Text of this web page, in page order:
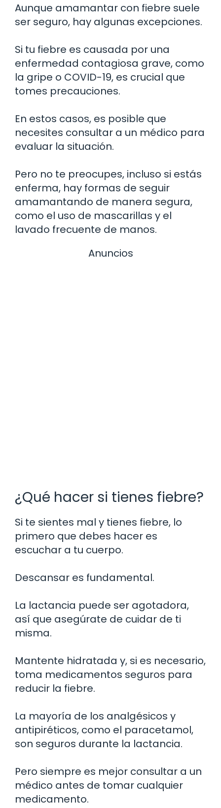
Aunque amamantar con fiebre suele
ser seguro, hay algunas excepciones.
Si tu fiebre es causada por una
enfermedad contagiosa grave, como
la gripe o COVID-19, es crucial que
tomes precauciones.
En estos casos, es posible que
necesites consultar a un médico para
evaluar la situación.
Pero no te preocupes, incluso si estás
enferma, hay formas de seguir
amamantando de manera segura,
como el uso de mascarillas y el
lavado frecuente de manos.
Anuncios
¿Qué hacer si tienes fiebre?
Si te sientes mal y tienes fiebre, lo
primero que debes hacer es
escuchar a tu cuerpo.
Descansar es fundamental.
La lactancia puede ser agotadora,
así que asegúrate de cuidar de ti
misma.
Mantente hidratada y, si es necesario,
toma medicamentos seguros para
reducir la fiebre.
La mayoría de los analgésicos y
antipiréticos, como el paracetamol,
son seguros durante la lactancia.
Pero siempre es mejor consultar a un
médico antes de tomar cualquier
medicamento.